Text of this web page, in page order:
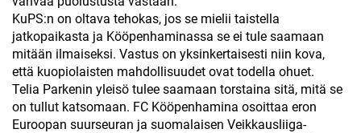
KuPS:n on oltava tehokas, jos se mielii taistella
jatkopaikasta ja Kööpenhaminassa se ei tule saamaan
mitään ilmaiseksi. Vastus on yksinkertaisesti niin kova,
että kuopiolaisten mahdollisuudet ovat todella ohuet.
Telia Parkenin yleisö tulee saamaan torstaina sitä, mitä se
on tullut katsomaan. FC Kööpenhamina osoittaa eron
Euroopan suurseuran ja suomalaisen Veikkausliiga-